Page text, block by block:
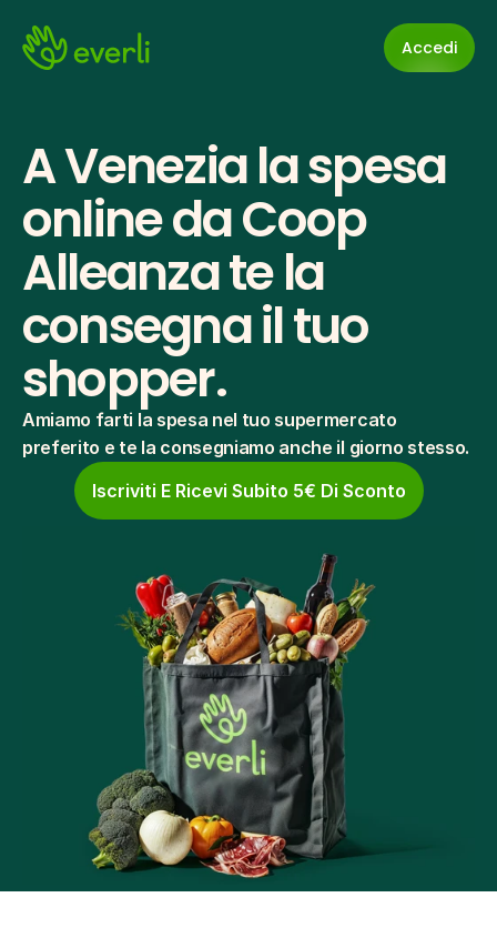
Accedi
A Venezia la spesa
online da Coop
Alleanza te la
consegna il tuo
shopper.
Amiamo farti la spesa nel tuo supermercato
preferito e te la consegniamo anche il giorno stesso.
Iscriviti E Ricevi Subito 5€ Di Sconto